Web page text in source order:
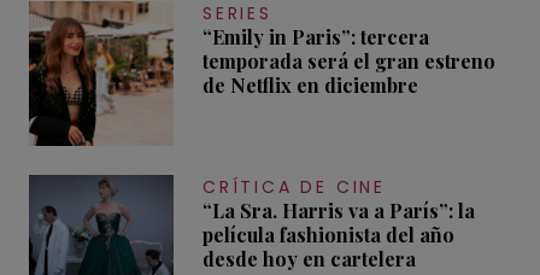
SERIES
“Emily in Paris”: tercera
temporada será el gran estreno
de Netflix en diciembre
CRÍTICA DE CINE
“La Sra. Harris va a París”: la
película fashionista del año
desde hoy en cartelera